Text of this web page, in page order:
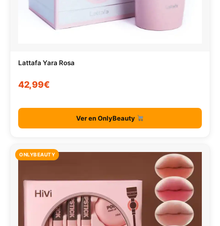
Lattafa Yara Rosa
42,99€
Ver en OnlyBeauty
ONLYBEAUTY